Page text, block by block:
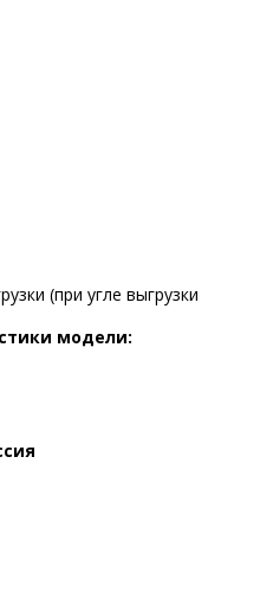
(при угле выгрузки
модели: